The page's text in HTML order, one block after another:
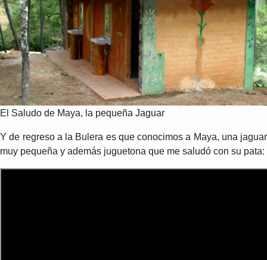
El Saludo de Maya, la pequeña Jaguar
Y de regreso a la Bulera es que conocimos a Maya, una jaguar
muy pequeña y además juguetona que me saludó con su pata: